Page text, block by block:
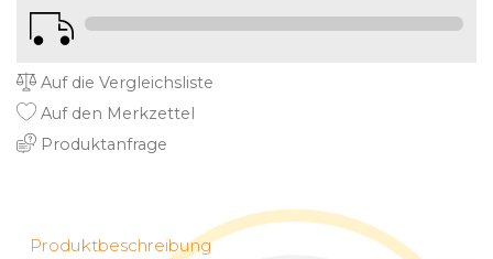
Auf die Vergleichsliste
Auf den Merkzettel
Produktanfrage
Produktbeschreibung